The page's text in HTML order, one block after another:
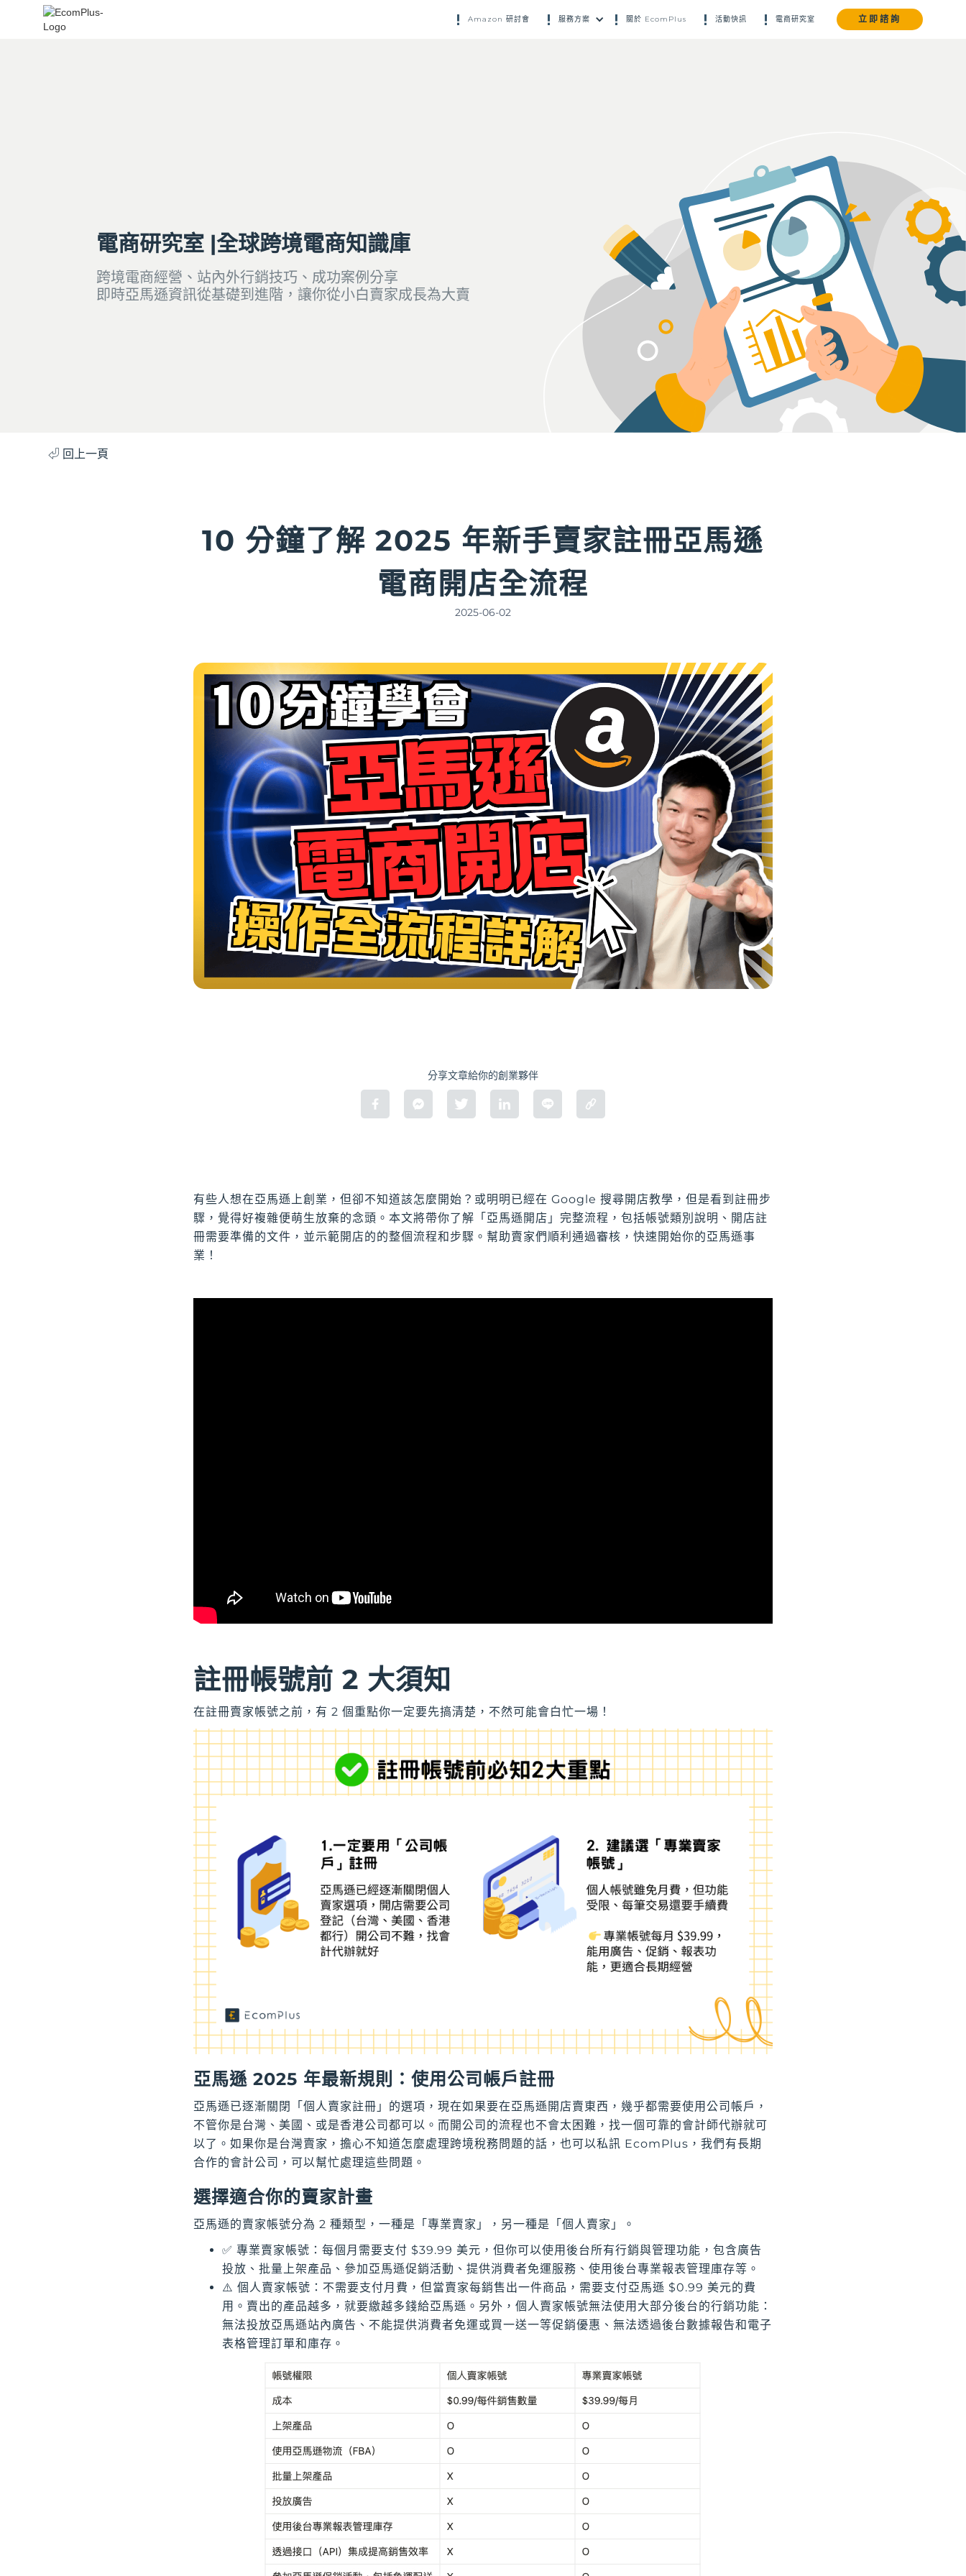
Amazon 研討會 服務方案 關於 EcomPlus 活動快訊 電商研究室 立即諮詢
電商研究室 |全球跨境電商知識庫
跨境電商經營、站內外行銷技巧、成功案例分享
即時亞馬遜資訊從基礎到進階，讓你從小白賣家成長為大賣
⏎ 回上一頁
10 分鐘了解 2025 年新手賣家註冊亞馬遜
電商開店全流程
2025-06-02
分享文章給你的創業夥伴
有些人想在亞馬遜上創業，但卻不知道該怎麼開始？或明明已經在 Google 搜尋開店教學，但是看到註冊步
驟，覺得好複雜便萌生放棄的念頭。本文將帶你了解「亞馬遜開店」完整流程，包括帳號類別說明、開店註
冊需要準備的文件，並示範開店的的整個流程和步驟。幫助賣家們順利通過審核，快速開始你的亞馬遜事
業！
註冊帳號前 2 大須知
在註冊賣家帳號之前，有 2 個重點你一定要先搞清楚，不然可能會白忙一場！
亞馬遜 2025 年最新規則：使用公司帳戶註冊
亞馬遜已逐漸關閉「個人賣家註冊」的選項，現在如果要在亞馬遜開店賣東西，幾乎都需要使用公司帳戶，
不管你是台灣、美國、或是香港公司都可以。而開公司的流程也不會太困難，找一個可靠的會計師代辦就可
以了。如果你是台灣賣家，擔心不知道怎麼處理跨境稅務問題的話，也可以私訊 EcomPlus，我們有長期
合作的會計公司，可以幫忙處理這些問題。
選擇適合你的賣家計畫
亞馬遜的賣家帳號分為 2 種類型，一種是「專業賣家」，另一種是「個人賣家」。
✅ 專業賣家帳號：每個月需要支付 $39.99 美元，但你可以使用後台所有行銷與管理功能，包含廣告
投放、批量上架產品、參加亞馬遜促銷活動、提供消費者免運服務、使用後台專業報表管理庫存等。
⚠️ 個人賣家帳號：不需要支付月費，但當賣家每銷售出一件商品，需要支付亞馬遜 $0.99 美元的費
用。賣出的產品越多，就要繳越多錢給亞馬遜。另外，個人賣家帳號無法使用大部分後台的行銷功能：
無法投放亞馬遜站內廣告、不能提供消費者免運或買一送一等促銷優惠、無法透過後台數據報告和電子
表格管理訂單和庫存。